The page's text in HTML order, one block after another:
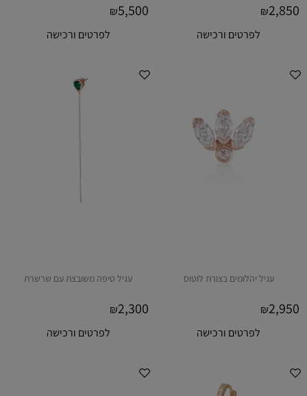
₪2,850
לפרטים ורכישה
₪5,500
לפרטים ורכישה
עגיל יהלומים בצורת לוטוס
₪2,950
לפרטים ורכישה
עגיל טיפה משובצת עם שרשרת
₪2,300
לפרטים ורכישה